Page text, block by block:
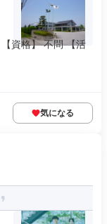
資格】 不問 【活
気になる